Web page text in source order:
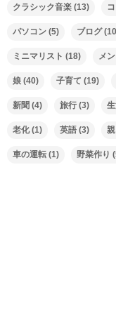
クラシック音楽 (13)
パソコン (5) ブログ
ミニマリスト (18) メ
娘 (40) 子育て (19)
新聞 (4) 旅行 (3)
老化(1) 英語 (3) 親
車の運転 (1) 野菜作り